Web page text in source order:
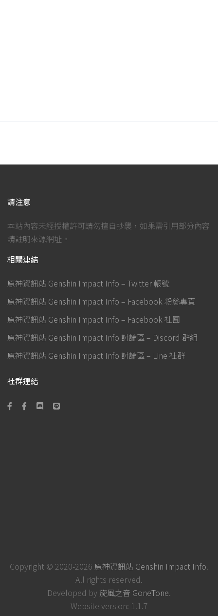
請注意
本站內容未經授權許可請勿擅自抄襲，如果需引用部分內容
請註明來源網址。
相關連結
原神資訊站 Genshin Impact Info – Twitter 帳號
原神資訊站 Genshin Impact Info – Facebook 粉絲專頁
原神資訊站 Genshin Impact Info – Facebook 社團
原神資訊站 Genshin Impact Info 討論區 – Discord 群組
原神資訊站 Genshin Impact Info 討論區 – Line 社群
社群連結
Copyright © 2020-2026 原神資訊站 Genshin Impact Info.
All rights reserved.
Developed by 旋風之音 GoneTone.
Website version: 1.1.7